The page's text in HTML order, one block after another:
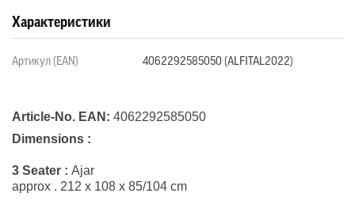
Характеристики
Артикул (EAN) 4062292585050 (ALFITAL2022)
Article-No. EAN: 4062292585050
Dimensions :
3 Seater : Ajar
approx . 212 x 108 x 85/104 cm